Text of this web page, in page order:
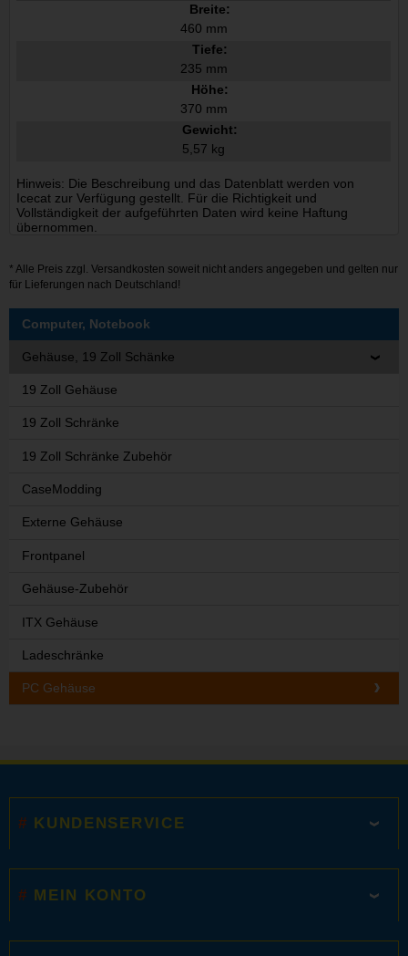
Breite:
460 mm
Tiefe:
235 mm
Höhe:
370 mm
Gewicht:
5,57 kg
Hinweis: Die Beschreibung und das Datenblatt werden von
Icecat zur Verfügung gestellt. Für die Richtigkeit und
Vollständigkeit der aufgeführten Daten wird keine Haftung
übernommen.
* Alle Preis zzgl. Versandkosten soweit nicht anders angegeben und gelten nur
für Lieferungen nach Deutschland!
Computer, Notebook
Gehäuse, 19 Zoll Schänke
19 Zoll Gehäuse
19 Zoll Schränke
19 Zoll Schränke Zubehör
CaseModding
Externe Gehäuse
Frontpanel
Gehäuse-Zubehör
ITX Gehäuse
Ladeschränke
PC Gehäuse
KUNDENSERVICE
MEIN KONTO